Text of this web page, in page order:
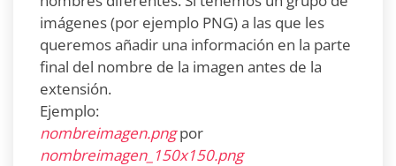
imágenes (por ejemplo PNG) a las que les
queremos añadir una información en la parte
final del nombre de la imagen antes de la
extensión.
Ejemplo:
nombreimagen.pngpor
nombreimagen_150x150.png